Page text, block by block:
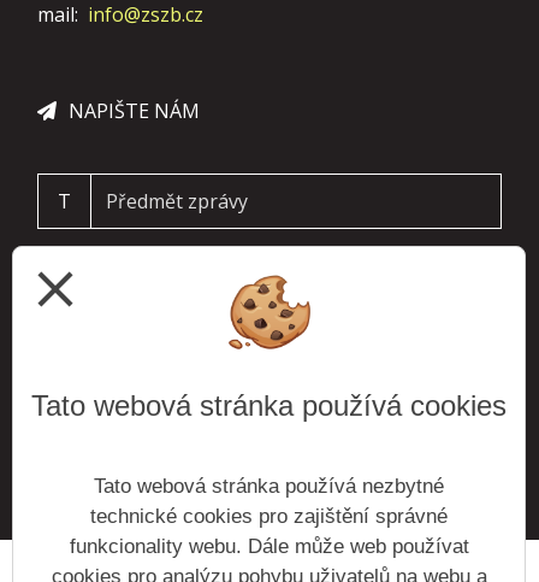
mail: info@zszb.cz
NAPIŠTE NÁM
T
ODESLAT
close
Tato webová stránka používá cookies
Tato webová stránka používá nezbytné
technické cookies pro zajištění správné
funkcionality webu. Dále může web používat
cookies pro analýzu pohybu uživatelů na webu a